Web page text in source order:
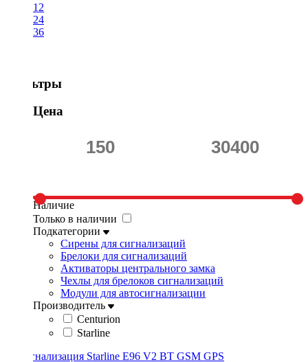
12
24
36
Фильтры
Цена
Наличие
Только в наличии
Подкатегории
Сирены для сигнализаций
Брелоки для сигнализаций
Активаторы центрального замка
Чехлы для брелоков сигнализаций
Модули для автосигнализации
Производитель
Centurion
Starline